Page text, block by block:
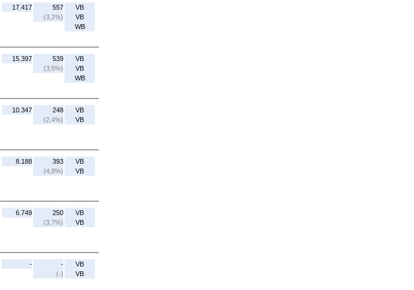
17.417
557
(3,2%)
VB
VB
WB
15.397
539
(3,5%)
VB
VB
WB
10.347
248
(2,4%)
VB
VB
8.188
393
(4,8%)
VB
VB
6.749
250
(3,7%)
VB
VB
-
-
(-)
VB
VB